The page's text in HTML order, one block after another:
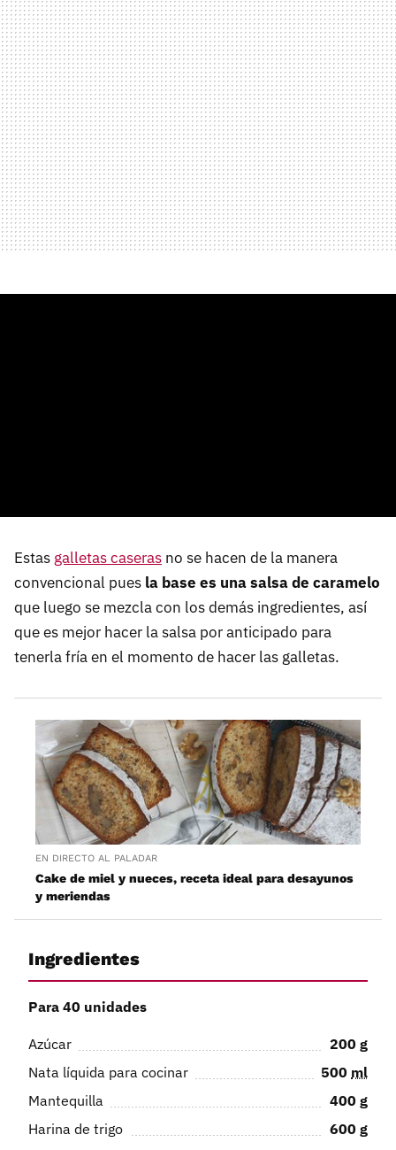
Estas galletas caseras no se hacen de la manera
convencional pues la base es una salsa de caramelo
que luego se mezcla con los demás ingredientes, así
que es mejor hacer la salsa por anticipado para
tenerla fría en el momento de hacer las galletas.
EN DIRECTO AL PALADAR
Cake de miel y nueces, receta ideal para desayunos
y meriendas
Ingredientes
Para 40 unidades
Azúcar 200 g
Nata líquida para cocinar
500 ml
Mantequilla
400 g
Harina de trigo
600 g